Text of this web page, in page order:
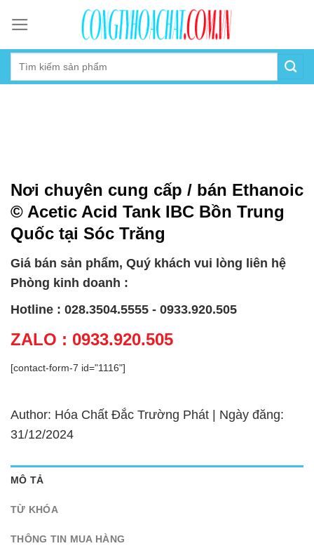
content
Nơi chuyên cung cấp / bán Ethanoic
© Acetic Acid Tank IBC Bồn Trung
Quốc tại Sóc Trăng
Giá bán sản phẩm, Quý khách vui lòng liên hệ
Phòng kinh doanh :
Hotline : 028.3504.5555 - 0933.920.505
ZALO : 0933.920.505
[contact-form-7 id="1116"]
Author: Hóa Chất Đắc Trường Phát | Ngày đăng:
31/12/2024
MÔ TẢ
TỪ KHÓA
THÔNG TIN MUA HÀNG